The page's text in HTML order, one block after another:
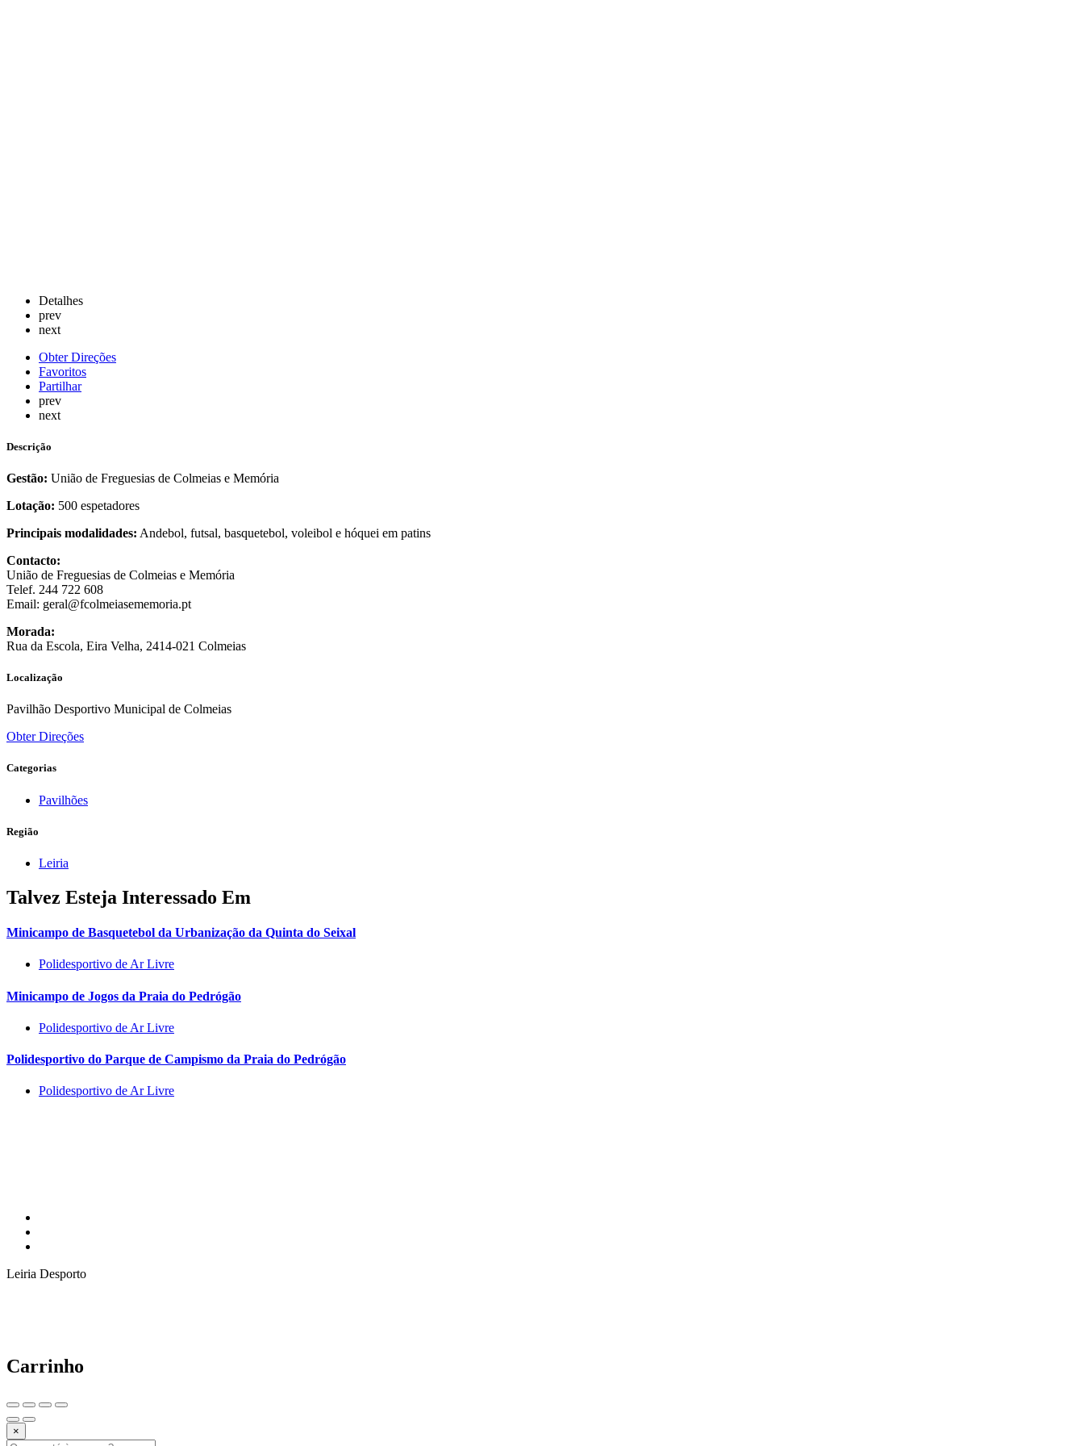
Detalhes
prev
next
Obter Direções
Favoritos
Partilhar
prev
next
Descrição
Gestão: União de Freguesias de Colmeias e Memória
Lotação: 500 espetadores
Principais modalidades: Andebol, futsal, basquetebol, voleibol e hóquei em patins
Contacto:
União de Freguesias de Colmeias e Memória
Telef. 244 722 608
Email: geral@fcolmeiasememoria.pt
Morada:
Rua da Escola, Eira Velha, 2414-021 Colmeias
Localização
Pavilhão Desportivo Municipal de Colmeias
Obter Direções
Categorias
Pavilhões
Região
Leiria
Talvez Esteja Interessado Em
Minicampo de Basquetebol da Urbanização da Quinta do Seixal
Polidesportivo de Ar Livre
Minicampo de Jogos da Praia do Pedrógão
Polidesportivo de Ar Livre
Polidesportivo do Parque de Campismo da Praia do Pedrógão
Polidesportivo de Ar Livre
Leiria Desporto
Carrinho
×